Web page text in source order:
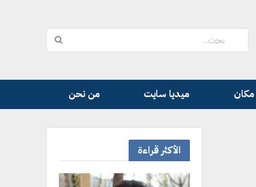
مكان ميديا سايت من نحن
الأكثر قراءة